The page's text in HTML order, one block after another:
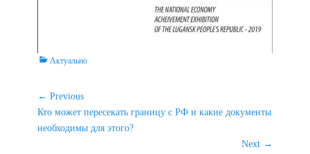
Categories
Актуально
Навигация
по
записям
← Previous
Previous
post:
Кто может пересекать границу с РФ и какие документы
необходимы для этого?
Next →